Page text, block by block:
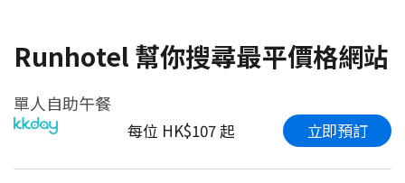
Runhotel 幫你搜尋最平價格網站
單人自助午餐
每位 HK$107 起 立即預訂